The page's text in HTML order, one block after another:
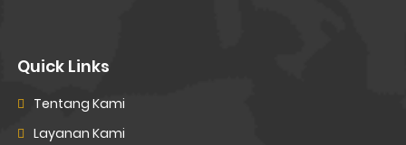
Quick Links
Tentang Kami
Layanan Kami